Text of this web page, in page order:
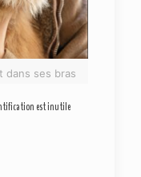
dans ses bras
est inutile